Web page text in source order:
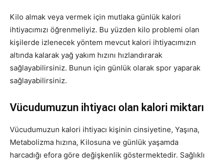
Kilo almak veya vermek için mutlaka günlük kalori
ihtiyacımızı öğrenmeliyiz. Bu yüzden kilo problemi olan
kişilerde izlenecek yöntem mevcut kalori ihtiyacımızın
altında kalarak yağ yakım hızını hızlandırarak
sağlayabilirsiniz. Bunun için günlük olarak spor yaparak
sağlayabilirsiniz.
Vücudumuzun ihtiyacı olan kalori miktarı
Vücudumuzun kalori ihtiyacı kişinin cinsiyetine, Yaşına,
Metabolizma hızına, Kilosuna ve günlük yaşamda
harcadığı efora göre değişkenlik göstermektedir. Sağlıklı